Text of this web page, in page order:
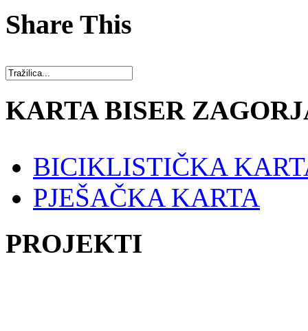
Share This
KARTA BISER
BICIKLISTIČKA
PJEŠAČKA KARTA
PROJEKTI